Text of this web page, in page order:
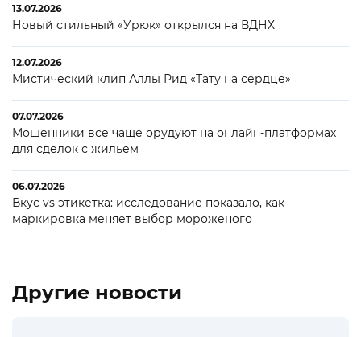
13.07.2026
Новый стильный «Урюк» открылся на ВДНХ
12.07.2026
Мистический клип Аллы Рид «Тату на сердце»
07.07.2026
Мошенники все чаще орудуют на онлайн-платформах
для сделок с жильем
06.07.2026
Вкус vs этикетка: исследование показало, как
маркировка меняет выбор мороженого
Другие новости